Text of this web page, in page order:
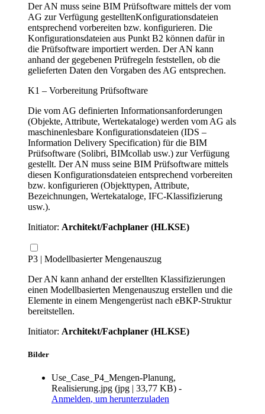
Der AN muss seine BIM Prüfsoftware mittels der vom
AG zur Verfügung gestelltenKonfigurationsdateien
entsprechend vorbereiten bzw. konfigurieren. Die
Konfigurationsdateien aus Punkt B2 können dafür in
die Prüfsoftware importiert werden. Der AN kann
anhand der gegebenen Prüfregeln feststellen, ob die
gelieferten Daten den Vorgaben des AG entsprechen.
K1 – Vorbereitung Prüfsoftware
Die vom AG definierten Informationsanforderungen
(Objekte, Attribute, Wertekataloge) werden vom AG als
maschinenlesbare Konfigurationsdateien (IDS –
Information Delivery Specification) für die BIM
Prüfsoftware (Solibri, BIMcollab usw.) zur Verfügung
gestellt. Der AN muss seine BIM Prüfsoftware mittels
diesen Konfigurationsdateien entsprechend vorbereiten
bzw. konfigurieren (Objekttypen, Attribute,
Bezeichnungen, Wertekataloge, IFC-Klassifizierung
usw.).
Initiator: Architekt/Fachplaner (HLKSE)
P3 | Modellbasierter Mengenauszug
Der AN kann anhand der erstellten Klassifizierungen
einen Modellbasierten Mengenauszug erstellen und die
Elemente in einem Mengengerüst nach eBKP-Struktur
bereitstellen.
Initiator: Architekt/Fachplaner (HLKSE)
Bilder
Use_Case_P4_Mengen-Planung,
Realisierung.jpg (jpg | 33,77 KB) -
Anmelden, um herunterzuladen